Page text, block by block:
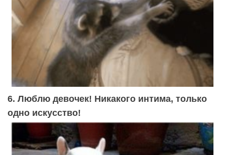
6. Люблю девочек! Никакого интима, только
одно искусство!